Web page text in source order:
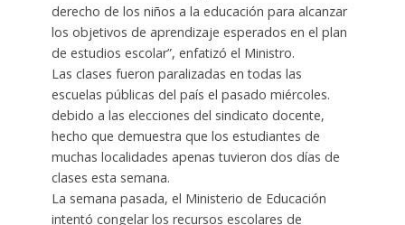
derecho de los niños a la educación para alcanzar
los objetivos de aprendizaje esperados en el plan
de estudios escolar”, enfatizó el Ministro.
Las clases fueron paralizadas en todas las
escuelas públicas del país el pasado miércoles.
debido a las elecciones del sindicato docente,
hecho que demuestra que los estudiantes de
muchas localidades apenas tuvieron dos días de
clases esta semana.
La semana pasada, el Ministerio de Educación
intentó congelar los recursos escolares de